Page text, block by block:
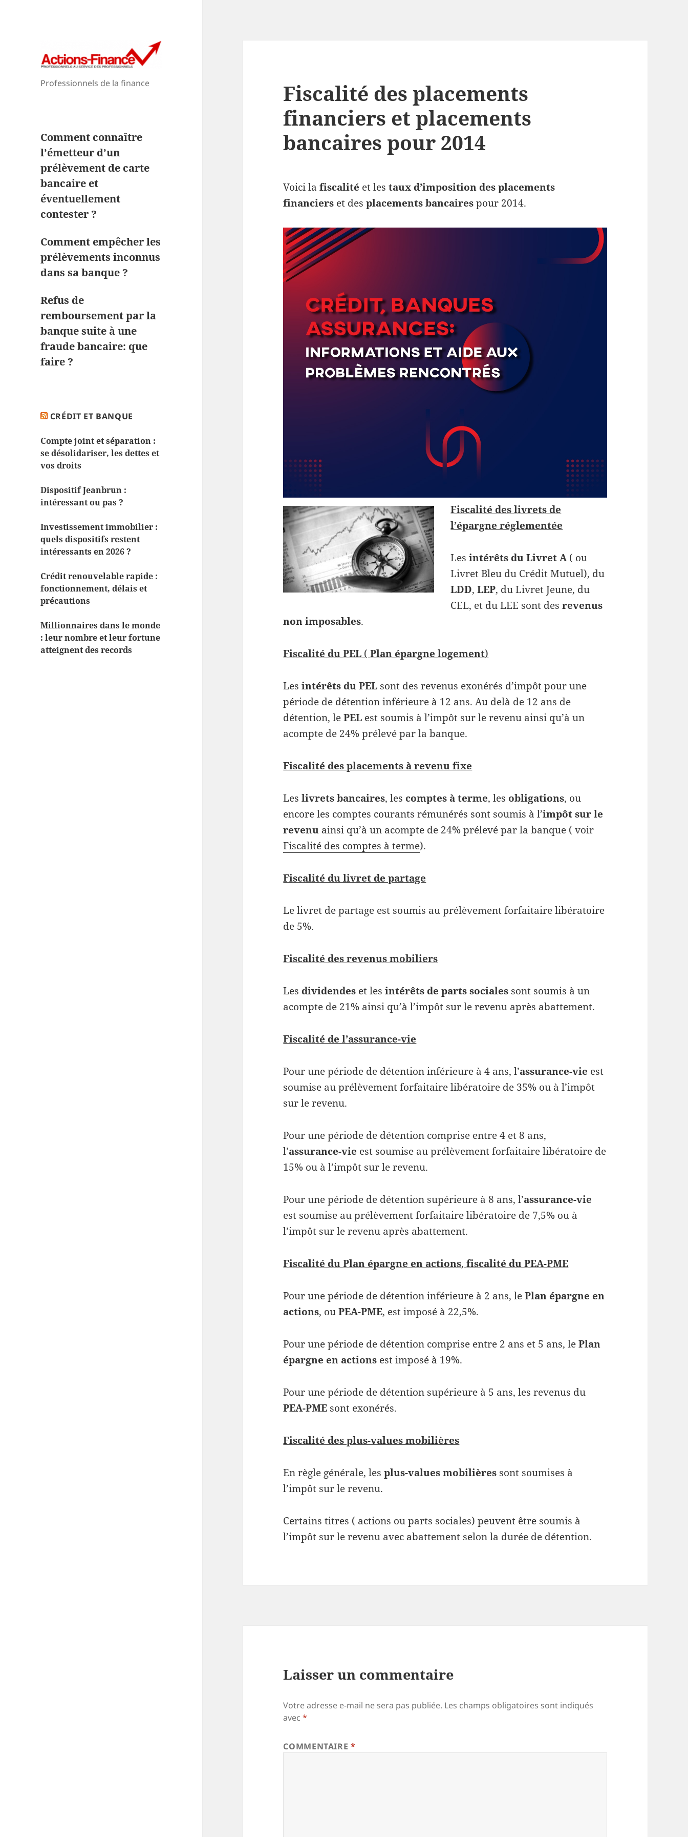
Professionnels de la finance
Comment connaître
l’émetteur d’un
prélèvement de carte
bancaire et
éventuellement
contester ?
Comment empêcher les
prélèvements inconnus
dans sa banque ?
Refus de
remboursement par la
banque suite à une
fraude bancaire: que
faire ?
CRÉDIT ET BANQUE
Compte joint et séparation :
se désolidariser, les dettes et
vos droits
Dispositif Jeanbrun :
intéressant ou pas ?
Investissement immobilier :
quels dispositifs restent
intéressants en 2026 ?
Crédit renouvelable rapide :
fonctionnement, délais et
précautions
Millionnaires dans le monde
: leur nombre et leur fortune
atteignent des records
Fiscalité des placements
financiers et placements
bancaires pour 2014
Voici lafiscalité et lestaux d’imposition des placements
financiers et desplacements bancairespour 2014.
Fiscalité des livrets de
l’épargne réglementée
Lesintérêts du Livret A( ou
Livret Bleu du Crédit Mutuel), du
LDD,LEP, du Livret Jeune, du
CEL, et du LEE sont desrevenus
non imposables.
Fiscalité du PEL (Plan épargne logement)
Lesintérêts du PEL sont des revenus exonérés d’impôt pour une
période de détention inférieure à 12 ans. Au delà de 12 ans de
détention, lePEL est soumis à l’impôt sur le revenu ainsi qu’à un
acompte de 24% prélevé par la banque.
Fiscalité des placements à revenu fixe
Leslivrets bancaires, les comptes à terme, les obligations, ou
encore les comptes courants rémunérés sont soumis à l’impôt sur le
revenu ainsi qu’à un acompte de 24% prélevé par la banque ( voir
Fiscalité des comptes à terme).
Fiscalité du livret de partage
Le livret de partage est soumis au prélèvement forfaitaire libératoire
de 5%.
Fiscalité des revenus mobiliers
Les dividendes et lesintérêts de parts sociales sont soumis à un
acompte de 21% ainsi qu’à l’impôt sur le revenu après abattement.
Fiscalité de l’assurance-vie
Pour une période de détention inférieure à 4 ans, l’assurance-vie est
soumise au prélèvement forfaitaire libératoire de 35% ou à l’impôt
sur le revenu.
Pour une période de détention comprise entre 4 et 8 ans,
l’assurance-vie est soumise au prélèvement forfaitaire libératoire de
15% ou à l’impôt sur le revenu.
Pour une période de détention supérieure à 8 ans, l’assurance-vie
est soumise au prélèvement forfaitaire libératoire de 7,5% ou à
l’impôt sur le revenu après abattement.
Fiscalité du Plan épargne en actions,fiscalité du PEA-PME
Pour une période de détention inférieure à 2 ans, lePlan épargne en
actions, ouPEA-PME, est imposé à 22,5%.
Pour une période de détention comprise entre 2 ans et 5 ans, lePlan
épargne en actions est imposé à 19%.
Pour une période de détention supérieure à 5 ans, les revenus du
PEA-PME sont exonérés.
Fiscalité des plus-values mobilières
En règle générale, lesplus-values mobilières sont soumises à
l’impôt sur le revenu.
Certains titres ( actions ou parts sociales) peuvent être soumis à
l’impôt sur le revenu avec abattement selon la durée de détention.
Laisser un commentaire
Votre adresse e-mail ne sera pas publiée. Les champs obligatoires sont indiqués
avec*
COMMENTAIRE*